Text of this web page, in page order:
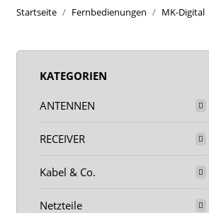
Startseite Fernbedienungen MK-Digital
KATEGORIEN
ANTENNEN
RECEIVER
Kabel & Co.
Netzteile